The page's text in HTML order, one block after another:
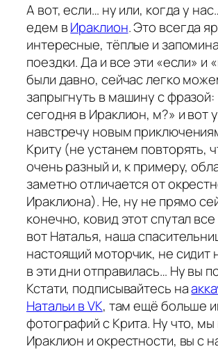
А вот, если… ну или, когда у
едем вИраклион. Это всегда
интересные, тёплые и
поездки. Да и все эти «если» и
были давно, сейчас легко
запрыгнуть в машину с
сегодня в Ираклион, м?» и вот
навстречу новым
Криту (не устанем повторять,
очень разный и, к примеру,
заметно отличается от
Ираклиона). Не, ну не прямо
конечно, ковид этот спутал
вот Наталья, наша
настоящий моторчик, не сидит
в эти дни отправилась… Ну вы
Кстати, подписывайтесь на
Натальи в VK, там ещё больше
фотографий с Крита. Ну что,
Ираклион и окрестности, вы с